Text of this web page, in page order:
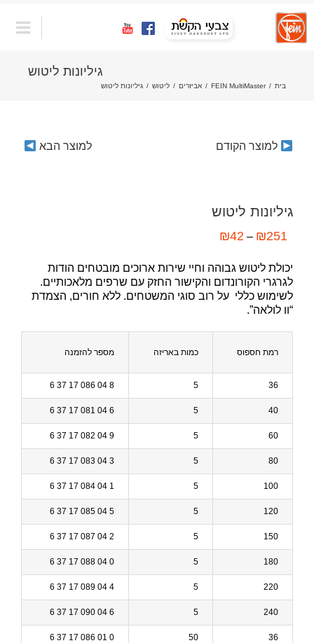
גיליונות ליטוש
בית /
FEIN MultiMaster
/ אביזרים / ליטוש / גיליונות ליטוש
למוצר הקודם למוצר הבא
גיליונות ליטוש
₪42 – ₪251
יכולת ליטוש גבוהה וחיי שירות ארוכים מובטחים הודות
לגרגרי הקורונדום והקישור החזק עם שרפים מלאכותיים.
לשימוש כללי על רוב סוגי המשטחים. ללא חורים, הצמדת
“וו לולאה”.
רמת חספוס כמות באריזה מספר להזמנה
36
5
8 04 086 17 37 6
40
5
6 04 081 17 37 6
60
5
9 04 082 17 37 6
80
5
3 04 083 17 37 6
100
5
1 04 084 17 37 6
120
5
5 04 085 17 37 6
150
5
2 04 087 17 37 6
180
5
0 04 088 17 37 6
220
5
4 04 089 17 37 6
240
5
6 04 090 17 37 6
36
50
0 01 086 17 37 6